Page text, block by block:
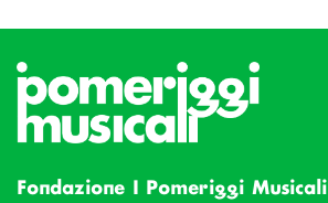
Fondazione I Pomeriggi Musicali